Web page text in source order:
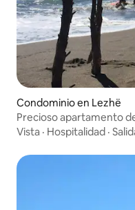
Condominio en Lezhë
Precioso apartamento
gratuito en el lugar
Vista · Hospitalidad ·